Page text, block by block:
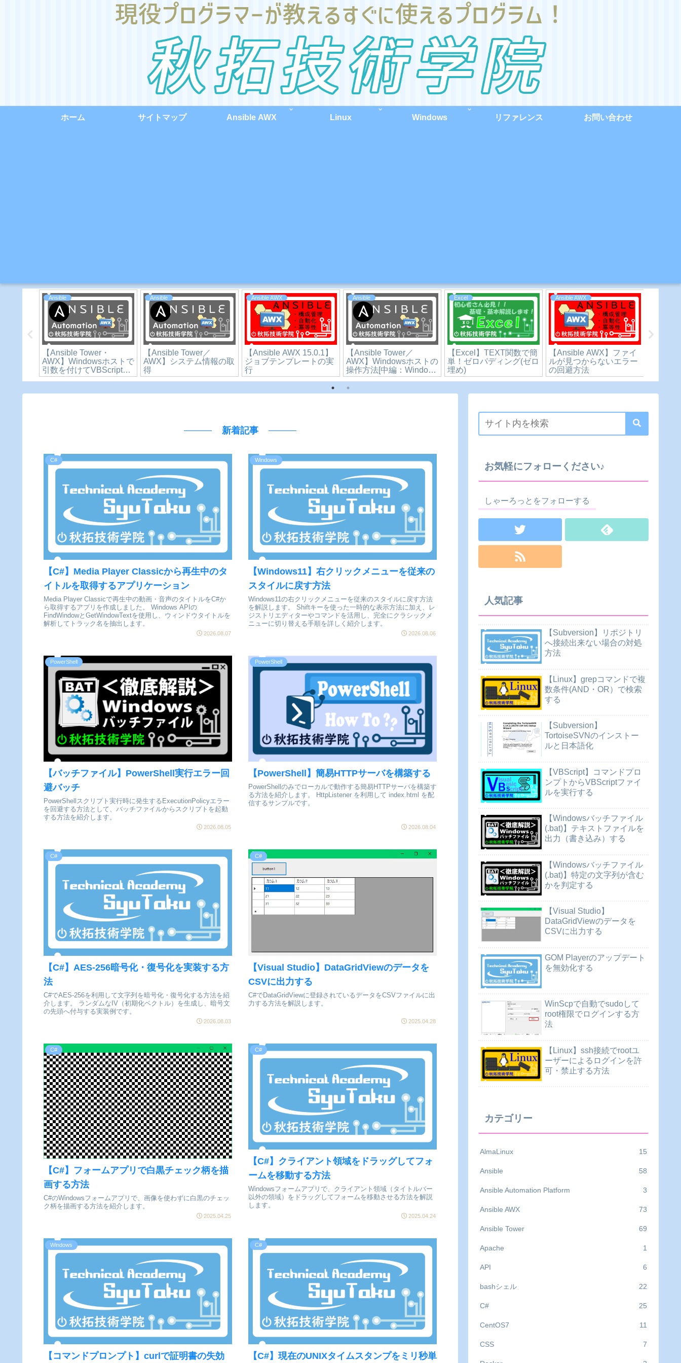
ホーム サイトマップ Ansible AWX Linux Windows リファレンス お問い合わせ
Ansible
【Ansible Tower／
AWX】マジック変数やそ
の他の特別な変数
Excel
【Excel】仕事に使える
ASC関数の使い方！全角
文字を半角文字に自動で
変換する方法
Ansible AWX
【Ansible Tower／
AWX】画面検索チートシ
ート
Ansible
【Ansible Tower／
AWX】別プレイブックを
呼び出す方法
Excel
【Excel】初心者の為の
基礎をわかりやすく解
説！エラー値/関数の修正
方法
Excel
【Excel】文字列にまつ
わるお話-LEN関
数.REPLACE関数
新着記事
C#
【C#】Media Player Classicから再生中のタ
イトルを取得するアプリケーション
Media Player Classicで再生中の動画・音声のタイトルをC#か
ら取得するアプリを作成しました。 Windows APIの
FindWindowとGetWindowTextを使用し、ウィンドウタイトルを
解析してトラック名を抽出します。
2026.08.07
Windows
【Windows11】右クリックメニューを従来の
スタイルに戻す方法
Windows11の右クリックメニューを従来のスタイルに戻す方法
を解説します。 Shiftキーを使った一時的な表示方法に加え、レ
ジストリエディターやコマンドを活用し、完全にクラシックメ
ニューに切り替える手順を詳しく紹介します。
2026.08.06
PowerShell
【バッチファイル】PowerShell実行エラー回
避バッチ
PowerShellスクリプト実行時に発生するExecutionPolicyエラー
を回避する方法として、バッチファイルからスクリプトを起動
する方法を紹介します。
2026.08.05
PowerShell
【PowerShell】簡易HTTPサーバを構築する
PowerShellのみでローカルで動作する簡易HTTPサーバを構築す
る方法を紹介します。 HttpListener を利用して index.html を配
信するサンプルです。
2026.08.04
C#
【C#】AES-256暗号化・復号化を実装する方
法
C#でAES-256を利用して文字列を暗号化・復号化する方法を紹
介します。 ランダムなIV（初期化ベクトル）を生成し、暗号文
の先頭へ付与する実装例です。
2026.08.03
C#
【Visual Studio】DataGridViewのデータを
CSVに出力する
C#でDataGridViewに登録されているデータをCSVファイルに出
力する方法を解説します。
2025.04.28
C#
【C#】フォームアプリで白黒チェック柄を描
画する方法
C#のWindowsフォームアプリで、画像を使わずに白黒のチェッ
ク柄を描画する方法を紹介します。
2025.04.25
C#
【C#】クライアント領域をドラッグしてフォ
ームを移動する方法
Windowsフォームアプリで、クライアント領域（タイトルバー
以外の領域）をドラッグしてフォームを移動させる方法を解説
します。
2025.04.24
Windows
【コマンドプロンプト】curlで証明書の失効
C#
【C#】現在のUNIXタイムスタンプをミリ秒単
お気軽にフォローください♪
しゃーろっとをフォローする
人気記事
【Subversion】リポジトリ
へ接続出来ない場合の対処
方法
【Linux】grepコマンドで複
数条件(AND・OR）で検索
する
【Subversion】
TortoiseSVNのインストー
ルと日本語化
【VBScript】コマンドプロ
ンプトからVBScriptファイ
ルを実行する
【Windowsバッチファイル
(.bat)】テキストファイルを
出力（書き込み）する
【Windowsバッチファイル
(.bat)】特定の文字列が含む
かを判定する
【Visual Studio】
DataGridViewのデータを
CSVに出力する
GOM Playerのアップデート
を無効化する
WinScpで自動でsudoして
root権限でログインする方
法
【Linux】ssh接続でrootユ
ーザーによるログインを許
可・禁止する方法
カテゴリー
AlmaLinux 15
Ansible 58
Ansible Automation Platform 3
Ansible AWX 73
Ansible Tower 69
Apache 1
API 6
bashシェル 22
C# 25
CentOS7 11
CSS 7